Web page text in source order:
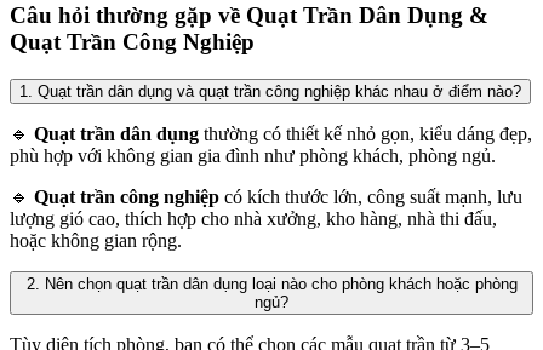
Câu hỏi thường gặp về Quạt Trần Dân Dụng &
Quạt Trần Công Nghiệp
1. Quạt trần dân dụng và quạt trần công nghiệp khác nhau ở điểm nào?
🔹 Quạt trần dân dụng thường có thiết kế nhỏ gọn, kiểu dáng đẹp,
phù hợp với không gian gia đình như phòng khách, phòng ngủ.
🔹 Quạt trần công nghiệp có kích thước lớn, công suất mạnh, lưu
lượng gió cao, thích hợp cho nhà xưởng, kho hàng, nhà thi đấu,
hoặc không gian rộng.
2. Nên chọn quạt trần dân dụng loại nào cho phòng khách hoặc phòng
ngủ?
Tùy diện tích phòng, bạn có thể chọn các mẫu quạt trần từ 3–5